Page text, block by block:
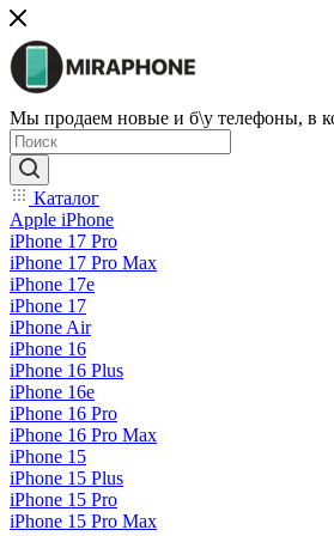
Мы продаем новые и б\у телефоны, в
Каталог
Apple iPhone
iPhone 17 Pro
iPhone 17 Pro Max
iPhone 17e
iPhone 17
iPhone Air
iPhone 16
iPhone 16 Plus
iPhone 16e
iPhone 16 Pro
iPhone 16 Pro Max
iPhone 15
iPhone 15 Plus
iPhone 15 Pro
iPhone 15 Pro Max